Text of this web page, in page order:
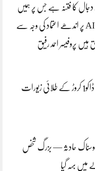
دجال کا فتنہ ہے جس پر ہمیں
فتح حاصل ہو گی،AI پر اندھے اعتماد کی وجہ سے
پروفیسر احمد رفیق
کلرسیداں ڈکیتی‘ڈاکو1 کروڑ کے طلائی زیورات
حادثہ — بزرگ شخص
میں بہہ گیا